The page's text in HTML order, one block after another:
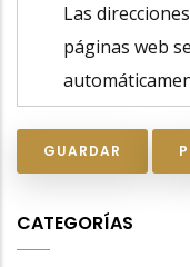
Las
páginas web
CATEGORÍAS